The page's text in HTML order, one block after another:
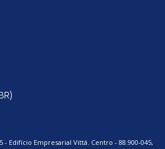
- Edifício Empresarial Vittá. Centro - 88.900-045,